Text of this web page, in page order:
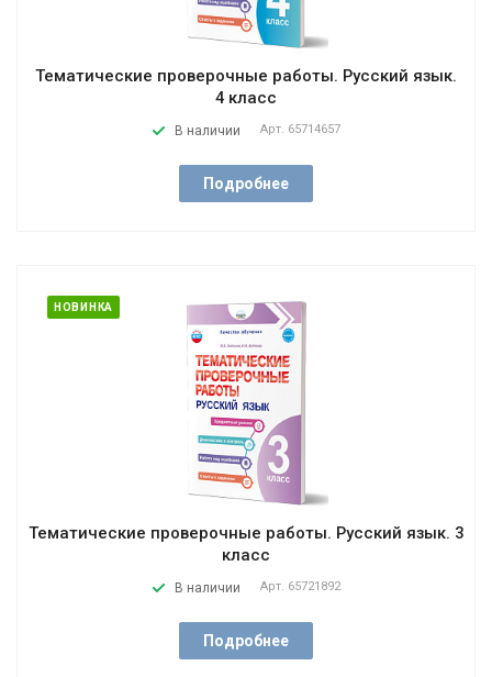
Тематические проверочные работы. Русский язык.
4 класс
В наличии Арт. 65714657
Подробнее
НОВИНКА
Тематические проверочные работы. Русский язык. 3
класс
В наличии Арт. 65721892
Подробнее